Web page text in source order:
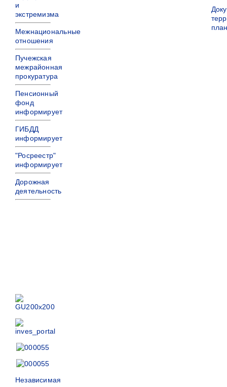
и
экстремизма
Межнациональные
отношения
Пучежская
межрайонная
прокуратура
Пенсионный
фонд
информирует
ГИБДД
информирует
"Росреестр"
информирует
Дорожная
деятельность
Независимая